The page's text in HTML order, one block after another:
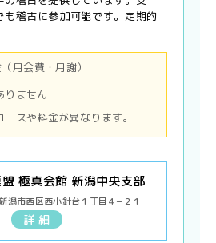
も稽古に参加可能です。定期的
月会費・月謝）
ません
スや料金が異なります。
極真会館 新潟中央支部
潟市西区西小針台１丁目４−２１
詳 細